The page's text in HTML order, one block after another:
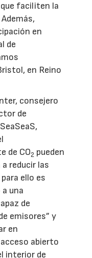
faciliten la
en
de
en Reino
consejero
de
de CO2 pueden
reducir las
ello es
una
de
emisores” y
en
abierto
interior de